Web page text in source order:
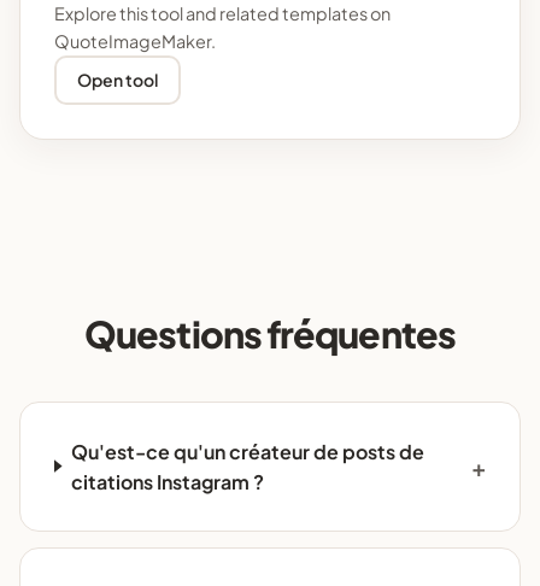
Explore this tool and related templates on
QuoteImageMaker.
Open tool
Questions fréquentes
Qu'est-ce qu'un créateur de posts de
citations Instagram ?